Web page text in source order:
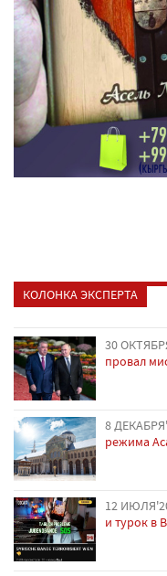
КОЛОНКА ЭКСПЕРТА
30
провал
8
режима
12
и турок в